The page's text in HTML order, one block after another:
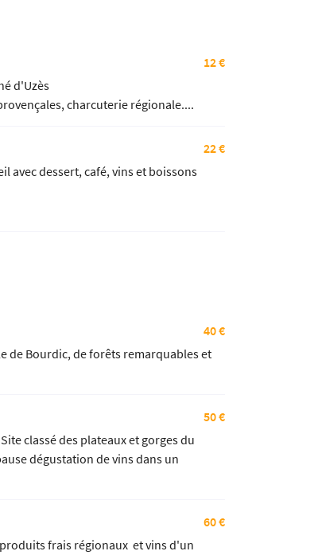
12 €
d'Uzès
charcuterie régionale....
22 €
dessert, café, vins et boissons
40 €
de Bourdic, de forêts remarquables et
50 €
classé des plateaux et gorges du
dégustation de vins dans un
60 €
frais régionaux et vins d'un